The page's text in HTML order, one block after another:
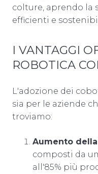
colture, aprendo la
efficienti e
I VANTAGGI
ROBOTICA
L'adozione dei
sia per le aziende
troviamo:
Aumento
composti da
all'85% più